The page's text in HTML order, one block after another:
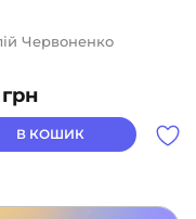
грн
Червоненко
В КОШИК